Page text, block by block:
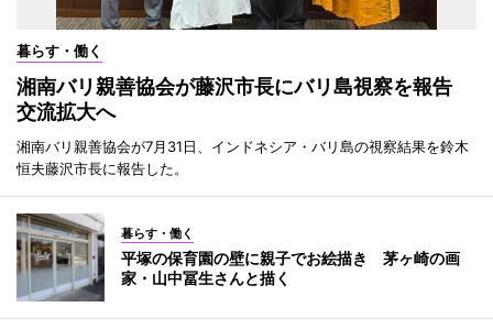
暮らす・働く
湘南バリ親善協会が藤沢市長にバリ島視察を報告
交流拡大へ
湘南バリ親善協会が7月31日、インドネシア・バリ島の視察結果を鈴木
恒夫藤沢市長に報告した。
暮らす・働く
平塚の保育園の壁に親子でお絵描き 茅ヶ崎の画
家・山中冨生さんと描く